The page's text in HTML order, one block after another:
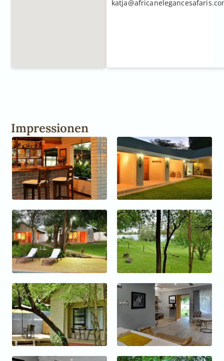
Impressionen